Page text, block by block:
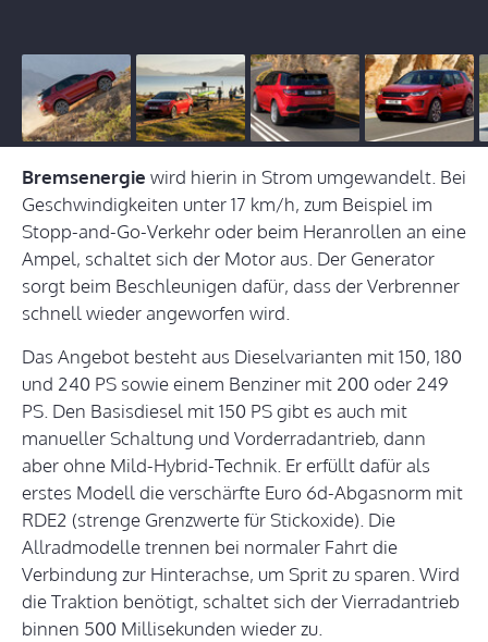
Bremsenergie wird hierin in Strom umgewandelt. Bei
Geschwindigkeiten unter 17 km/h, zum Beispiel im
Stopp-and-Go-Verkehr oder beim Heranrollen an eine
Ampel, schaltet sich der Motor aus. Der Generator
sorgt beim Beschleunigen dafür, dass der Verbrenner
schnell wieder angeworfen wird.
Das Angebot besteht aus Dieselvarianten mit 150, 180
und 240 PS sowie einem Benziner mit 200 oder 249
PS. Den Basisdiesel mit 150 PS gibt es auch mit
manueller Schaltung und Vorderradantrieb, dann
aber ohne Mild-Hybrid-Technik. Er erfüllt dafür als
erstes Modell die verschärfte Euro 6d-Abgasnorm mit
RDE2 (strenge Grenzwerte für Stickoxide). Die
Allradmodelle trennen bei normaler Fahrt die
Verbindung zur Hinterachse, um Sprit zu sparen. Wird
die Traktion benötigt, schaltet sich der Vierradantrieb
binnen 500 Millisekunden wieder zu.